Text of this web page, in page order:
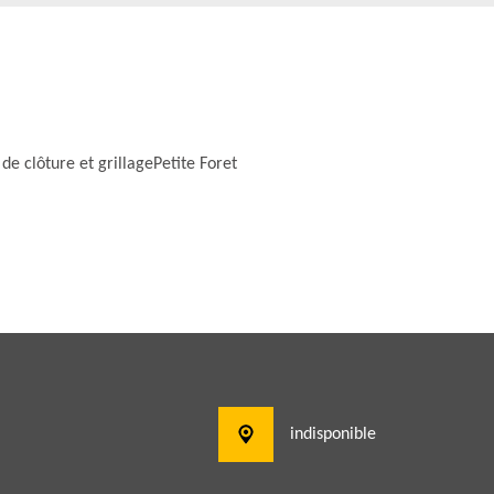
de clôture et grillagePetite Foret
indisponible